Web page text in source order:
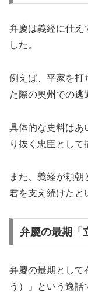
弁慶は義経に仕え
した。
例えば、平家を打
た際の奥州での逃
具体的な史料はあ
り抜く忠臣として
また、義経が頼
君を支え続けたと
弁慶の最期「
弁慶の最期として
う）」という逸話